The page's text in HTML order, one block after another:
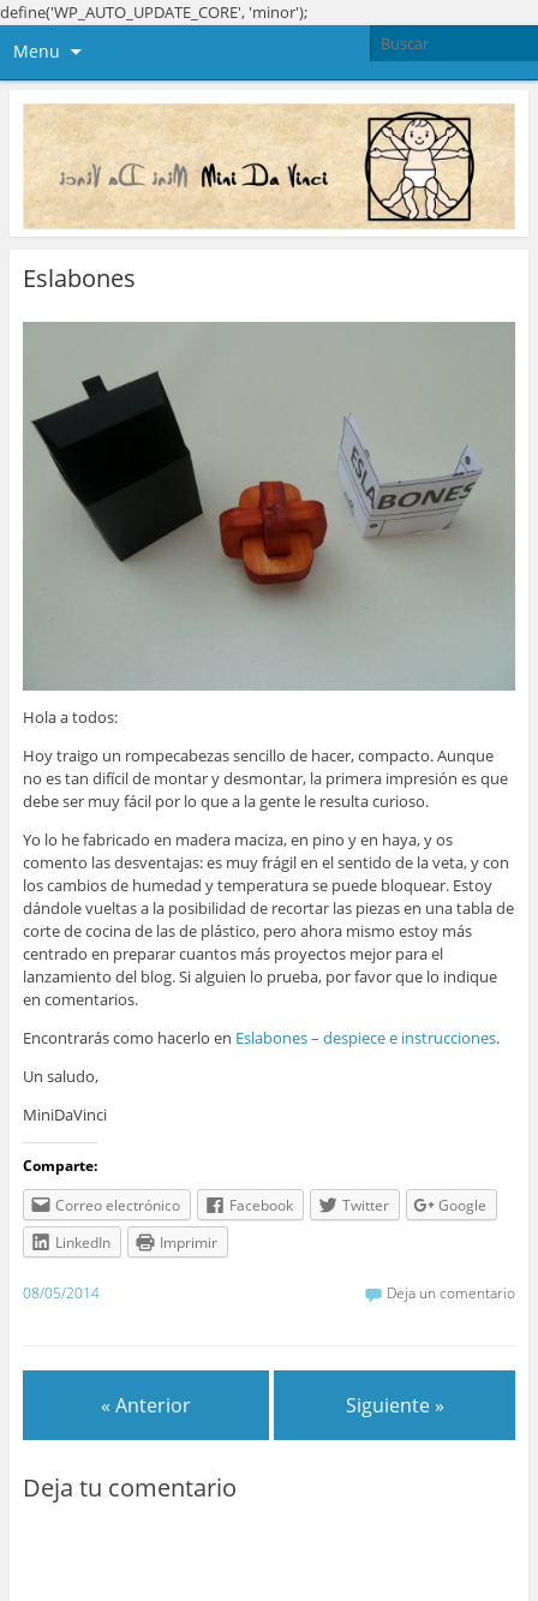
define('WP_AUTO_UPDATE_CORE', 'minor');
Menu
Eslabones
Hola a todos:
Hoy traigo un rompecabezas sencillo de hacer, compacto. Aunque
no es tan difícil de montar y desmontar, la primera impresión es que
debe ser muy fácil por lo que a la gente le resulta curioso.
Yo lo he fabricado en madera maciza, en pino y en haya, y os
comento las desventajas: es muy frágil en el sentido de la veta, y con
los cambios de humedad y temperatura se puede bloquear. Estoy
dándole vueltas a la posibilidad de recortar las piezas en una tabla de
corte de cocina de las de plástico, pero ahora mismo estoy más
centrado en preparar cuantos más proyectos mejor para el
lanzamiento del blog. Si alguien lo prueba, por favor que lo indique
en comentarios.
Encontrarás como hacerlo en Eslabones – despiece e instrucciones.
Un saludo,
MiniDaVinci
Comparte:
Correo electrónico
Facebook Twitter
Google
LinkedIn
Imprimir
08/05/2014 Deja un comentario
« Anterior Siguiente »
Deja tu comentario